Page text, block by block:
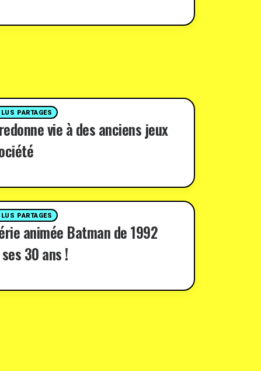
PARTAGES
vie à des anciens jeux
PARTAGES
animée Batman de 1992
30 ans !